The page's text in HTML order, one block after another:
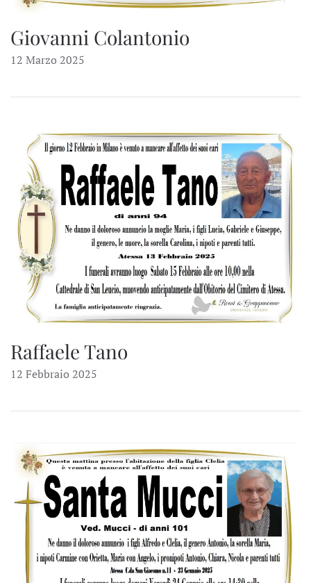
Giovanni Colantonio
12 Marzo 2025
Raffaele Tano
12 Febbraio 2025